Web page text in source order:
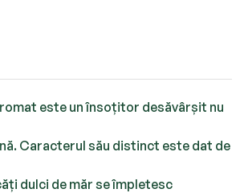
este un însoțitor desăvârșit nu
Caracterul său distinct este dat de
dulci de măr se împletesc